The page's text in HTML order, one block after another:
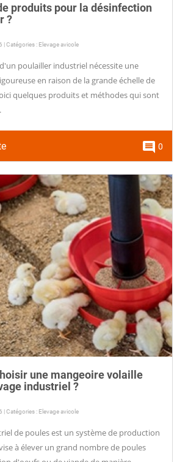
produits pour la désinfection
?
| Catégories : Elevage avicole
poulailler industriel nécessite une
en raison de la grande échelle de
quelques produits et méthodes qui sont
comment 0
une mangeoire volaille
industriel ?
| Catégories : Elevage avicole
de poules est un système de production
à élever un grand nombre de poules